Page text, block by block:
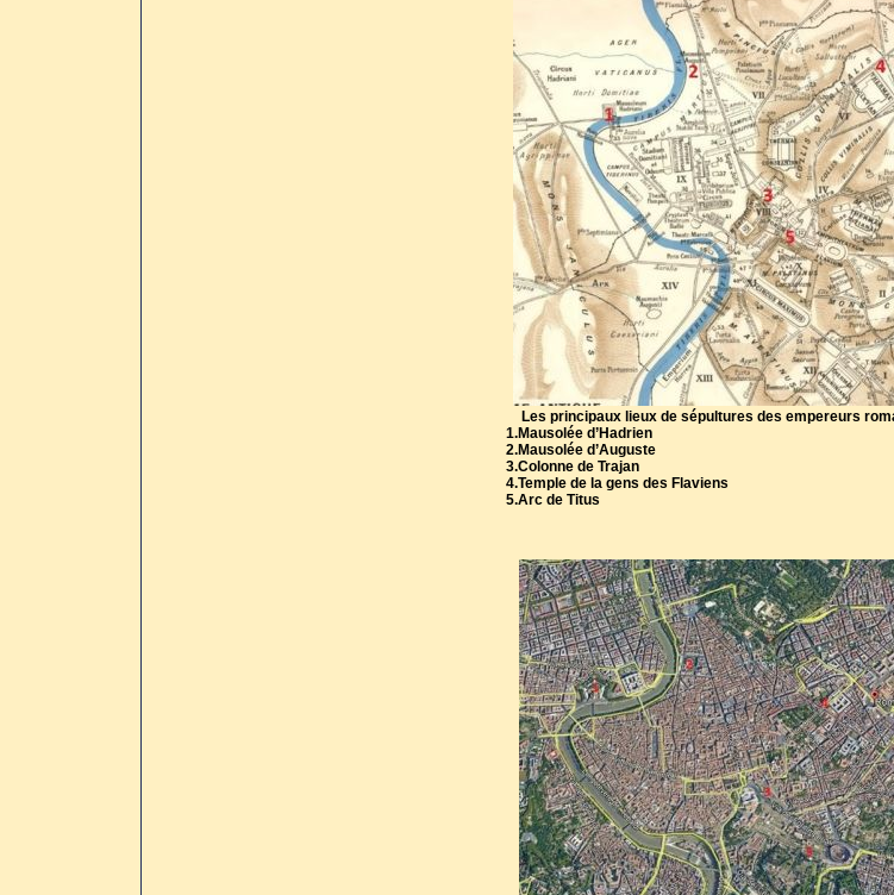
Les principaux lieux de sépultures des empereurs
1.Mausolée d’Hadrien
2.Mausolée d’Auguste
3.Colonne de Trajan
4.Temple de la gens des Flaviens
5.Arc de Titus